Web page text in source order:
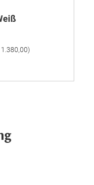
1.380,00)